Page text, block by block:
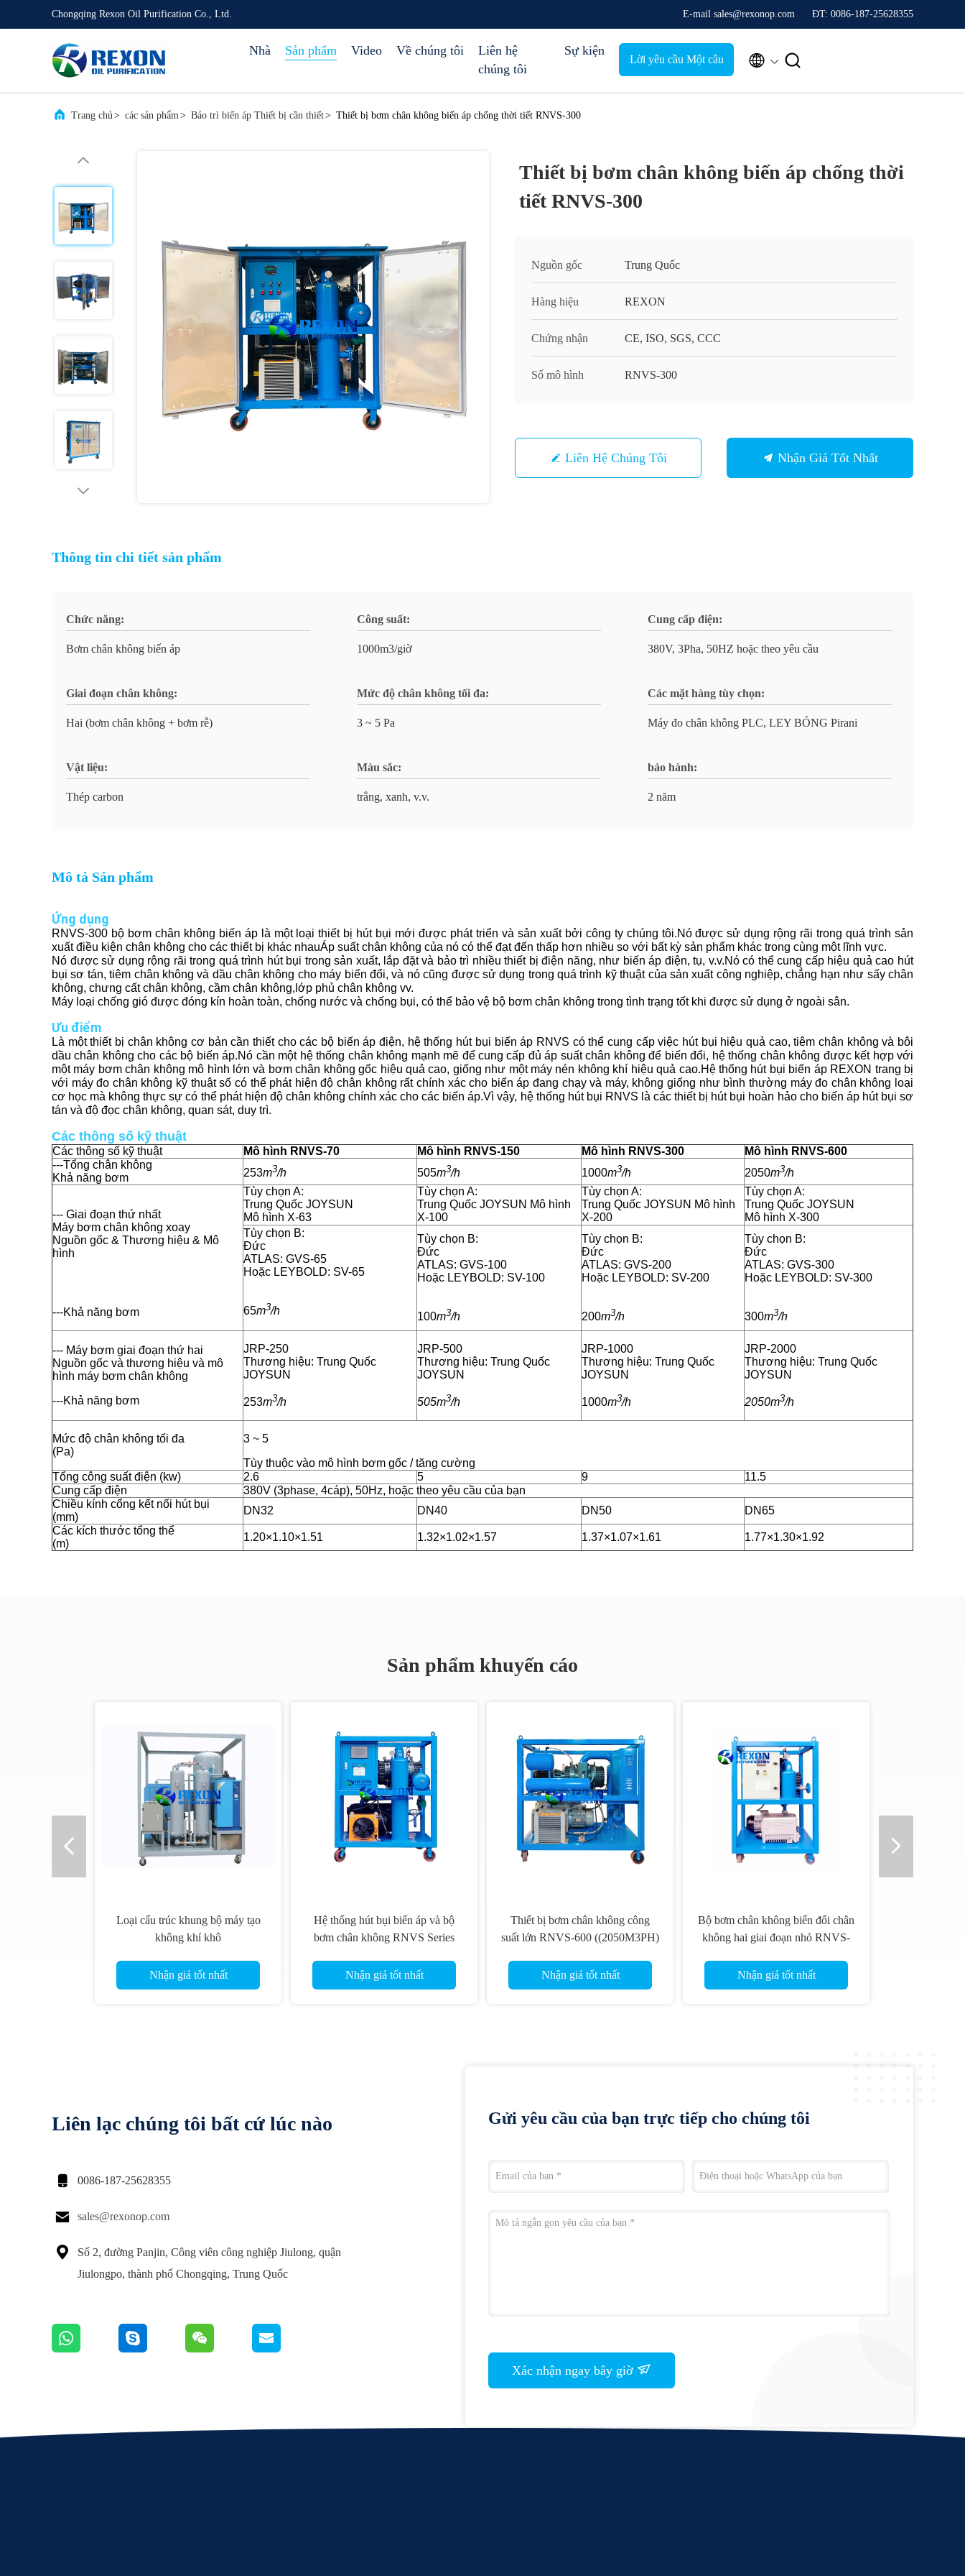
Chongqing Rexon Oil Purification Co., Ltd. E-mail sales@rexonop.com ĐT: 0086-187-25628355
Nhà Sản phẩm Video Về chúng tôi
Liên hệ
chúng tôi
Sự kiện
Lời yêu cầu Một câu  
Trang chủ> các sản phẩm> Bảo trì biến áp Thiết bị cần thiết> Thiết bị bơm chân không biến áp chống thời tiết RNVS-300
Thiết bị bơm chân không biến áp chống thời
tiết RNVS-300
Nguồn gốc Trung Quốc
Hàng hiệu REXON
Chứng nhận CE, ISO, SGS, CCC
Số mô hình RNVS-300
Liên Hệ Chúng Tôi Nhận Giá Tốt Nhất
Thông tin chi tiết sản phẩm
Chức năng:
Bơm chân không biến áp
Công suất:
1000m3/giờ
Cung cấp điện:
380V, 3Pha, 50HZ hoặc theo yêu cầu
Giai đoạn chân không:
Hai (bơm chân không + bơm rễ)
Mức độ chân không tối đa:
3 ~ 5 Pa
Các mặt hàng tùy chọn:
Máy đo chân không PLC, LEY BÓNG Pirani
Vật liệu:
Thép carbon
Màu sắc:
trắng, xanh, v.v.
bảo hành:
2 năm
Mô tả Sản phẩm
Ứng dụng
RNVS-300 bộ bơm chân không biến áp là một loại thiết bị hút bụi mới được phát triển và sản xuất bởi công ty chúng tôi.Nó được sử dụng rộng rãi trong quá trình sản
xuất điều kiện chân không cho các thiết bị khác nhauÁp suất chân không của nó có thể đạt đến thấp hơn nhiều so với bất kỳ sản phẩm khác trong cùng một lĩnh vực.
Nó được sử dụng rộng rãi trong quá trình hút bụi trong sản xuất, lắp đặt và bảo trì nhiều thiết bị điện năng, như biến áp điện, tụ, v.v.Nó có thể cung cấp hiệu quả cao hút
bụi sơ tán, tiêm chân không và dầu chân không cho máy biến đổi, và nó cũng được sử dụng trong quá trình kỹ thuật của sản xuất công nghiệp, chẳng hạn như sấy chân
không, chưng cất chân không, cầm chân không,lớp phủ chân không vv.
Máy loại chống gió được đóng kín hoàn toàn, chống nước và chống bụi, có thể bảo vệ bộ bơm chân không trong tình trạng tốt khi được sử dụng ở ngoài sân.
Ưu điểm
Là một thiết bị chân không cơ bản cần thiết cho các bộ biến áp điện, hệ thống hút bụi biến áp RNVS có thể cung cấp việc hút bụi hiệu quả cao, tiêm chân không và bôi
dầu chân không cho các bộ biến áp.Nó cần một hệ thống chân không mạnh mẽ để cung cấp đủ áp suất chân không để biến đổi, hệ thống chân không được kết hợp với
một máy bơm chân không mô hình lớn và bơm chân không gốc hiệu quả cao, giống như một máy nén không khí hiệu quả cao.Hệ thống hút bụi biến áp REXON trang bị
với máy đo chân không kỹ thuật số có thể phát hiện độ chân không rất chính xác cho biến áp đang chạy và máy, không giống như bình thường máy đo chân không loại
cơ học mà không thực sự có thể phát hiện độ chân không chính xác cho các biến áp.Vì vậy, hệ thống hút bụi RNVS là các thiết bị hút bụi hoàn hảo cho biến áp hút bụi sơ
tán và độ đọc chân không, quan sát, duy trì.
Các thông số kỹ thuật
Các thông số kỹ thuật Mô hình RNVS-70 Mô hình RNVS-150 Mô hình RNVS-300
Mô hình RNVS-600
---Tổng chân không
Khả năng bơm
253m3/h 505m3/h 1000m3/h 2050m3/h
--- Giai đoạn thứ nhất
Máy bơm chân không xoay
Nguồn gốc & Thương hiệu & Mô
hình
---Khả năng bơm
Tùy chọn A:
Trung Quốc JOYSUN
Mô hình X-63
Tùy chọn A:
Trung Quốc JOYSUN Mô hình
X-100
Tùy chọn A:
Trung Quốc JOYSUN Mô hình
X-200
Tùy chọn A:
Trung Quốc JOYSUN
Mô hình X-300
Tùy chọn B:
Đức
ATLAS: GVS-65
Hoặc LEYBOLD: SV-65
65m3/h
Tùy chọn B:
Đức
ATLAS: GVS-100
Hoặc LEYBOLD: SV-100
100m3/h
Tùy chọn B:
Đức
ATLAS: GVS-200
Hoặc LEYBOLD: SV-200
200m3/h
Tùy chọn B:
Đức
ATLAS: GVS-300
Hoặc LEYBOLD: SV-300
300m3/h
--- Máy bơm giai đoạn thứ hai
Nguồn gốc và thương hiệu và mô
hình máy bơm chân không
---Khả năng bơm
JRP-250
Thương hiệu: Trung Quốc
JOYSUN
253m3/h
JRP-500
Thương hiệu: Trung Quốc
JOYSUN
505m3/h
JRP-1000
Thương hiệu: Trung Quốc
JOYSUN
1000m3/h
JRP-2000
Thương hiệu: Trung Quốc
JOYSUN
2050m3/h
Mức độ chân không tối đa
(Pa)
3 ~ 5
Tùy thuộc vào mô hình bơm gốc / tăng cường
Tổng công suất điện (kw)
2.6 5 9
11.5
Cung cấp điện
380V (3phase, 4cáp), 50Hz, hoặc theo yêu cầu của bạn
Chiều kính cổng kết nối hút bụi
(mm)
DN32 DN40 DN50
DN65
Các kích thước tổng thể
(m)
1.20×1.10×1.51 1.32×1.02×1.57 1.37×1.07×1.61 1.77×1.30×1.92
Sản phẩm khuyến cáo
Loại cấu trúc khung bộ máy tạo
không khí khô
Nhận giá tốt nhất
Hệ thống hút bụi biến áp và bộ
bơm chân không RNVS Series
Nhận giá tốt nhất
Thiết bị bơm chân không công
suất lớn RNVS-600 ((2050M3PH)
Nhận giá tốt nhất
Bộ bơm chân không biến đổi chân
không hai giai đoạn nhỏ RNVS-
Nhận giá tốt nhất
Liên lạc chúng tôi bất cứ lúc nào
 0086-187-25628355
 sales@rexonop.com

Số 2, đường Panjin, Công viên công nghiệp Jiulong, quận
Jiulongpo, thành phố Chongqing, Trung Quốc
Gửi yêu cầu của bạn trực tiếp cho chúng tôi
Xác nhận ngay bây giờ